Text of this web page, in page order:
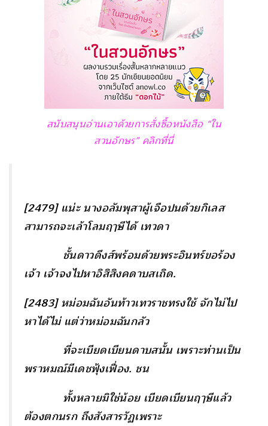
สนับสนุนอ่านเอาด้วยการสั่งซื้อหนังสือ “ใน
สวนอักษร” คลิกที่นี่
[2479] แน่ะ นางอลัมพุสาผู้เจือปนด้วยกิเลส
สามารถจะเล้าโลมฤๅษีได้ เทวดา
ชั้นดาวดึงส์พร้อมด้วยพระอินทร์ขอร้อง
เจ้า เจ้าจงไปหาอิสิสิงคดาบสเถิด.
[2483] หม่อมฉันอันท้าวเทวราชทรงใช้ จักไม่ไป
หาได้ไม่ แต่ว่าหม่อมฉันกลัว
ที่จะเบียดเบียนดาบสนั้น เพราะท่านเป็น
พราหมณ์มีเดชฟุ้งเฟื่อง. ชน
ทั้งหลายมิใช่น้อย เบียดเบียนฤๅษีแล้ว
ต้องตกนรก ถึงสังสารวัฏเพราะ